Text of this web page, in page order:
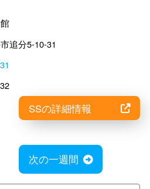
追分5-10-31
SSの詳細情報
次の一週間